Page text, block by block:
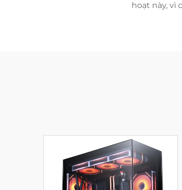
hoạt này,